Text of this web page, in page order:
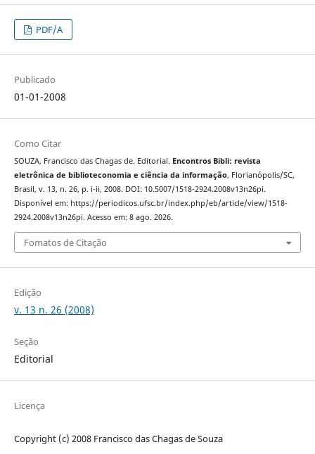
PDF/A
Publicado
01-01-2008
Como Citar
SOUZA, Francisco das Chagas de. Editorial. Encontros Bibli: revista
eletrônica de biblioteconomia e ciência da informação, Florianópolis/SC,
Brasil, v. 13, n. 26, p. i-ii, 2008. DOI: 10.5007/1518-2924.2008v13n26pi.
Disponível em: https://periodicos.ufsc.br/index.php/eb/article/view/1518-
2924.2008v13n26pi. Acesso em: 8 ago. 2026.
Fomatos de Citação
Edição
v. 13 n. 26 (2008)
Seção
Editorial
Licença
Copyright (c) 2008 Francisco das Chagas de Souza